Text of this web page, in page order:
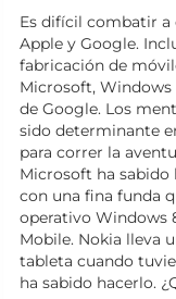
Es difícil combatir
Apple y Google.
fabricación de
Microsoft, Windows
de Google. Los
sido determinante
para correr la
Microsoft ha
con una fina funda
operativo Windows
Mobile. Nokia lleva
tableta cuando
ha sabido hacerlo.